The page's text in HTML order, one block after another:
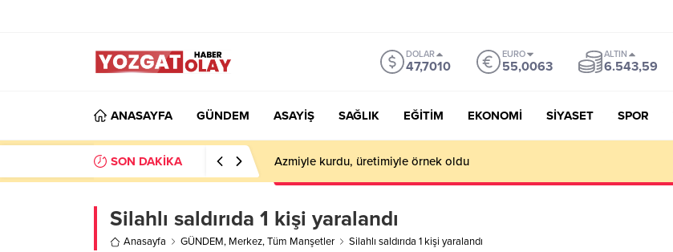
DOLAR
47,7010
EURO
55,0063
ALTIN
6.543,59
ANASAYFA GÜNDEM ASAYİŞ SAĞLIK EĞİTİM EKONOMİ SİYASET SPOR
SON DAKİKA Azmiyle kurdu, üretimiyle örnek oldu
Silahlı saldırıda 1 kişi yaralandı
Anasayfa GÜNDEM, Merkez,Tüm Manşetler Silahlı saldırıda 1 kişi yaralandı